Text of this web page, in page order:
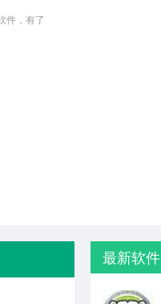
件，有了
最新软件